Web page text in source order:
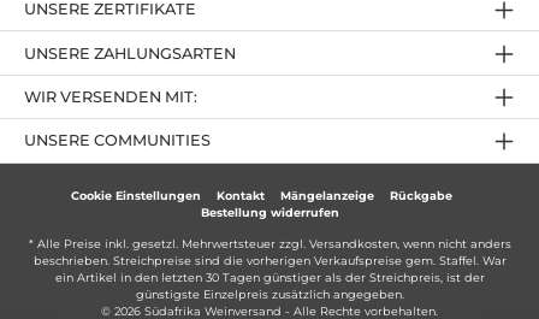
UNSERE ZAHLUNGSARTEN
UNSERE ZERTIFIKATE
UNSERE COMMUNITIES
WIR VERSENDEN MIT:
Cookie Einstellungen Kontakt Mängelanzeige
Rückgabe
Bestellung widerrufen
* Alle Preise inkl. gesetzl. Mehrwertsteuer zzgl. Versandkosten, wenn nicht anders
beschrieben. Streichpreise sind die vorherigen Verkaufspreise gem. Staffel. War
ein Artikel in den letzten 30 Tagen günstiger als der Streichpreis, ist der
günstigste Einzelpreis zusätzlich angegeben.
© 2026 Südafrika Weinversand - Alle Rechte vorbehalten.